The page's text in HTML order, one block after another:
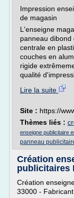
Impression
de magasin
L'enseigne
panneau
centrale en
couches en
rigide
qualité
Lire la suite
Site : https://
Thèmes liés :
enseigne publicitaire
panneau
Création
publicitaires
Création
33000 -